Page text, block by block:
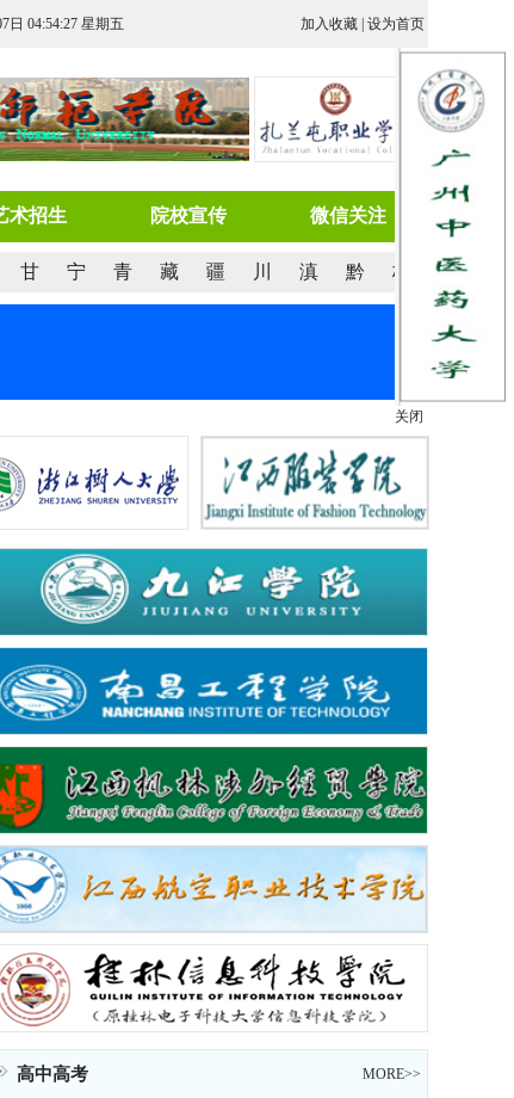
日 04:54:28 星期五 加入收藏 设为首页
术招生 院校宣传 微信关注
甘 宁 青 藏 疆 川 滇 黔 桂
高中高考 MORE>>
关闭